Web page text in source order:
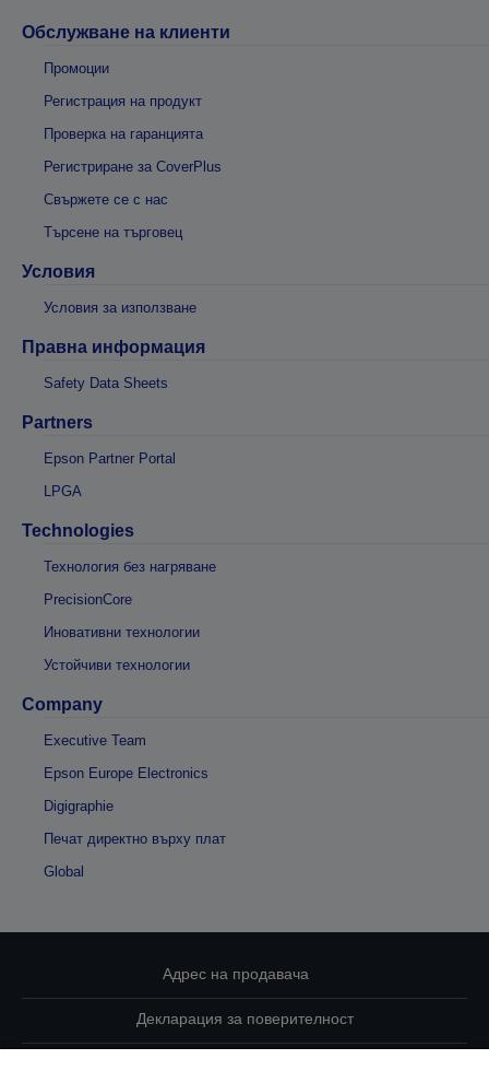
Обслужване на клиенти
Промоции
Регистрация на продукт
Проверка на гаранцията
Регистриране за CoverPlus
Свържете се с нас
Търсене на търговец
Условия
Условия за използване
Правна информация
Safety Data Sheets
Partners
Epson Partner Portal
LPGA
Technologies
Технология без нагряване
PrecisionCore
Иновативни технологии
Устойчиви технологии
Company
Executive Team
Epson Europe Electronics
Digigraphie
Печат директно върху плат
Global
Адрес на продавача
Декларация за поверителност